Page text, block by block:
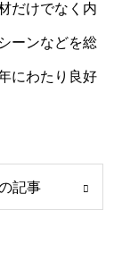
だけでなく内
ーンなどを総
にわたり良好
記事